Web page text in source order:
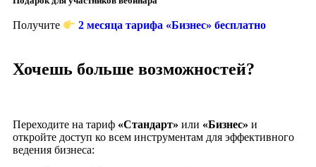
Получите 2 месяца тарифа «Бизнес» бесплатно
Хочешь больше возможностей?
Переходите на тариф «Стандарт» или «Бизнес» и
откройте доступ ко всем инструментам для эффективного
ведения бизнеса: